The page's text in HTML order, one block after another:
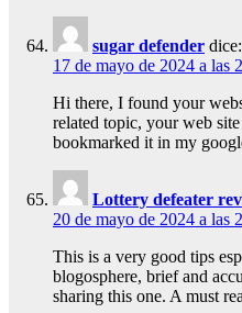
sugar defender dice:
17 de mayo de 2024 a las
Hi there, I found your
related topic, your web
bookmarked it in my
Lottery defeater
20 de mayo de 2024 a las
This is a very good tips
blogosphere, brief and
sharing this one. A must